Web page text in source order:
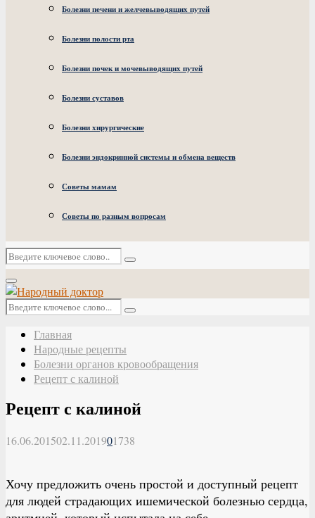
Болезни печени и желчевыводящих путей
Болезни полости рта
Болезни почек и мочевыводящих путей
Болезни суставов
Болезни хирургические
Болезни эндокринной системы и обмена веществ
Советы мамам
Советы по разным вопросам
Искать:
Поиск
Основное
меню
Искать:
Поиск
Главная
Народные рецепты
Болезни органов кровообращения
Рецепт с калиной
Рецепт с калиной
16.06.201502.11.201901738
Хочу предложить очень простой и доступный рецепт
для людей страдающих ишемической болезнью сердца,